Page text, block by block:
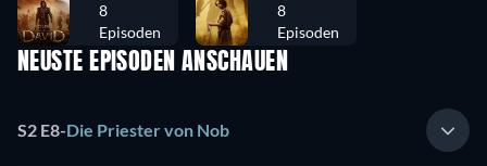
8
Episoden
8
Episoden
NEUSTE EPISODEN ANSCHAUEN
S2 E8-Die Priester von Nob